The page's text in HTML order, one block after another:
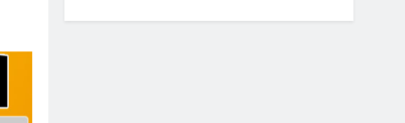
transferência